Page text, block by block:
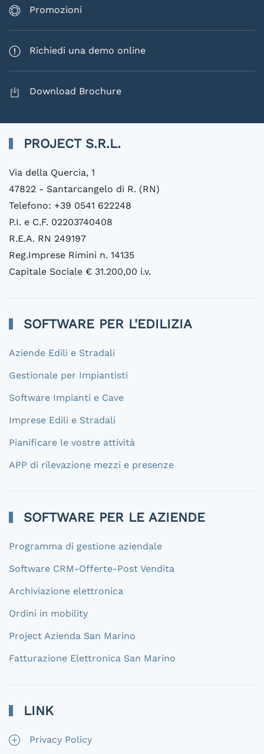
Promozioni
Richiedi una demo online
Download Brochure
PROJECT S.R.L.
Via della Quercia, 1
47822 - Santarcangelo di R. (RN)
Telefono: +39 0541 622248
P.I. e C.F. 02203740408
R.E.A. RN 249197
Reg.Imprese Rimini n. 14135
Capitale Sociale € 31.200,00 i.v.
SOFTWARE PER L'EDILIZIA
Aziende Edili e Stradali
Gestionale per Impiantisti
Software Impianti e Cave
Imprese Edili e Stradali
Pianificare le vostre attività
APP di rilevazione mezzi e presenze
SOFTWARE PER LE AZIENDE
Programma di gestione aziendale
Software CRM-Offerte-Post Vendita
Archiviazione elettronica
Ordini in mobility
Project Azienda San Marino
Fatturazione Elettronica San Marino
LINK
Privacy Policy